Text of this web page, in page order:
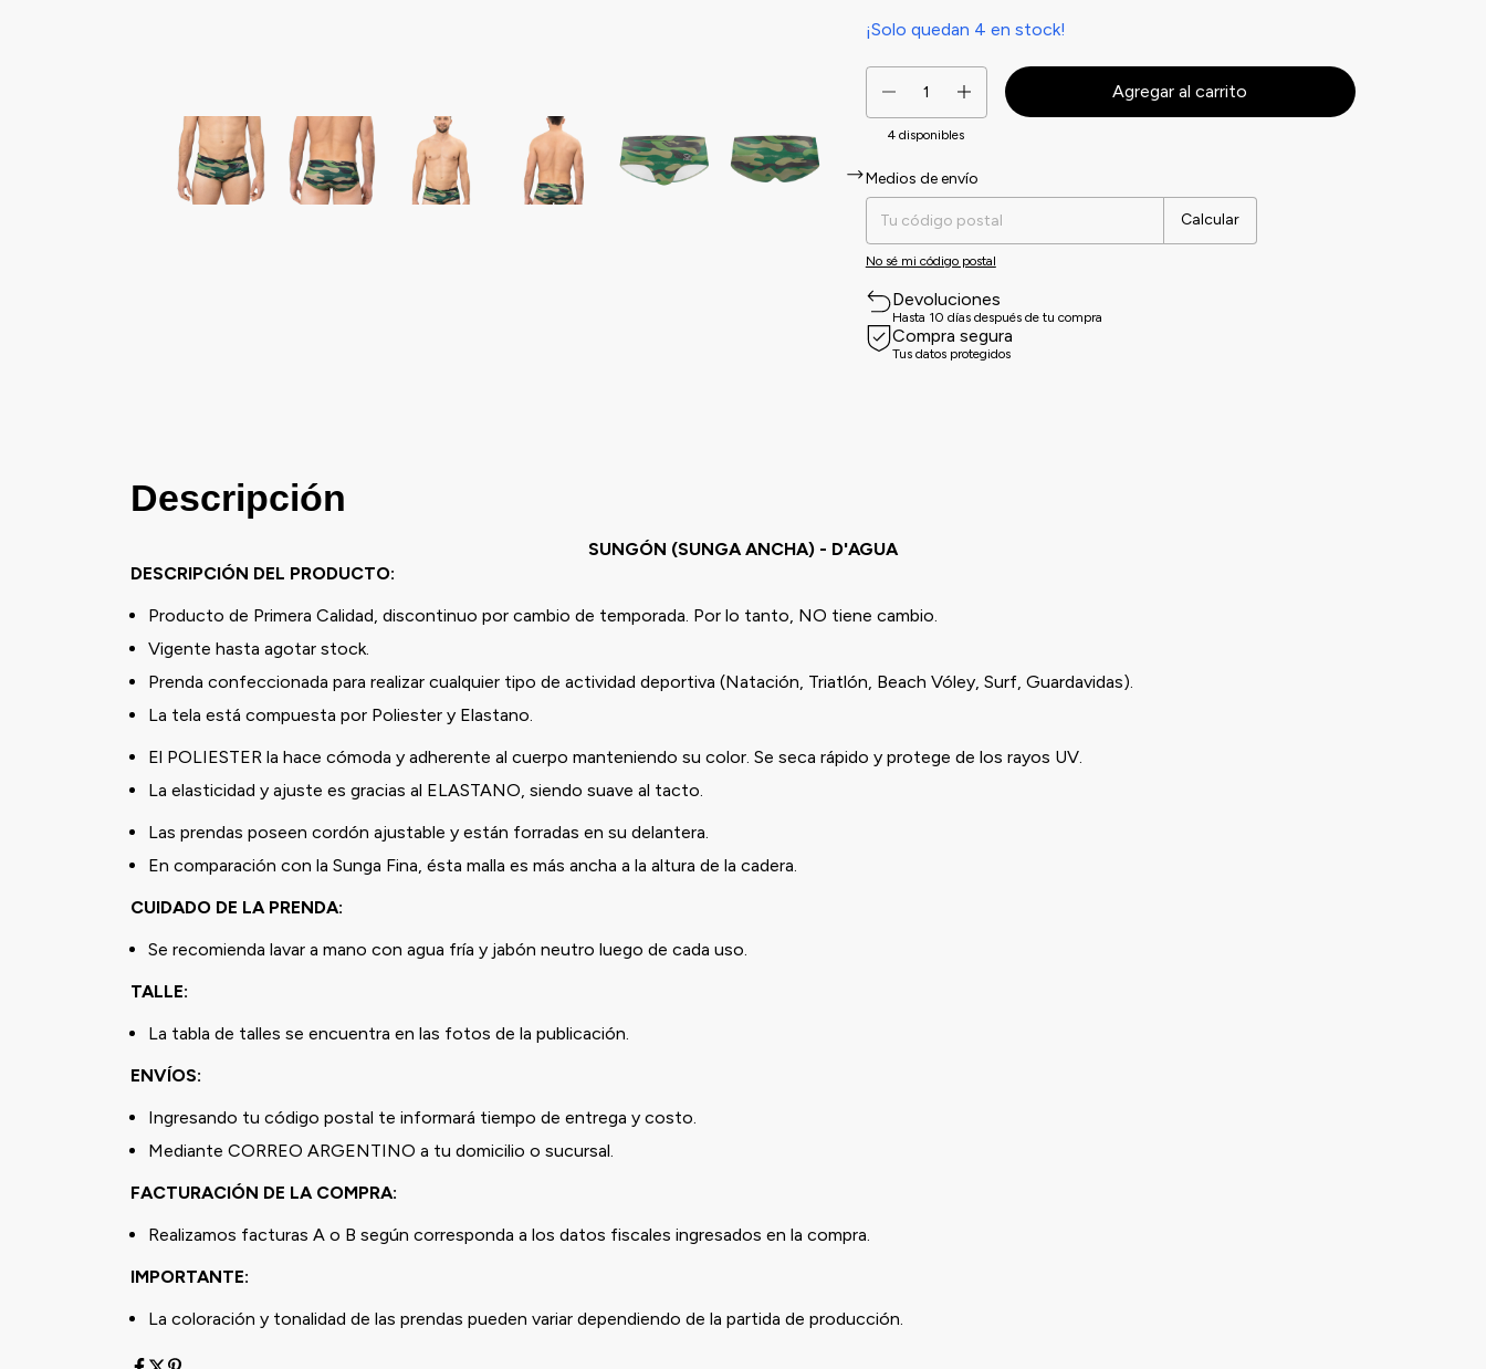
¡Solo quedan 4 en stock!
4 disponibles
Entregas para el CP:
Medios de envío
Calcular
No sé mi código postal
Devoluciones
Hasta 10 días después de tu compra
Compra segura
Tus datos protegidos
Descripción
SUNGÓN (SUNGA ANCHA) - D'AGUA
DESCRIPCIÓN DEL PRODUCTO:
Producto de Primera Calidad, discontinuo por cambio de temporada. Por lo tanto, NO tiene cambio.
Vigente hasta agotar stock.
Prenda confeccionada para realizar cualquier tipo de actividad deportiva (Natación, Triatlón, Beach Vóley, Surf, Guardavidas).
La tela está compuesta por Poliester y Elastano.
El POLIESTER la hace cómoda y adherente al cuerpo manteniendo su color. Se seca rápido y protege de los rayos UV.
La elasticidad y ajuste es gracias al ELASTANO, siendo suave al tacto.
Las prendas poseen cordón ajustable y están forradas en su delantera.
En comparación con la Sunga Fina, ésta malla es más ancha a la altura de la cadera.
CUIDADO DE LA PRENDA:
Se recomienda lavar a mano con agua fría y jabón neutro luego de cada uso.
TALLE:
La tabla de talles se encuentra en las fotos de la publicación.
ENVÍOS:
Ingresando tu código postal te informará tiempo de entrega y costo.
Mediante CORREO ARGENTINO a tu domicilio o sucursal.
FACTURACIÓN DE LA COMPRA:
Realizamos facturas A o B según corresponda a los datos fiscales ingresados en la compra.
IMPORTANTE:
La coloración y tonalidad de las prendas pueden variar dependiendo de la partida de producción.